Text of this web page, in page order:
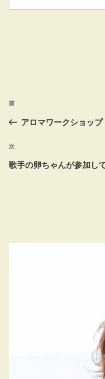
投
稿
ビ
前
の
稿
前
アロマワークショップ
次
の
次
歌手の卵ちゃんが参加し